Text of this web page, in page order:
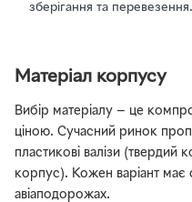
зберігання та перевезення
Матеріал корпусу
Вибір матеріалу — це
ціною. Сучасний ринок
пластикові валізи (твердий
корпус). Кожен варіант має
авіаподорожах.